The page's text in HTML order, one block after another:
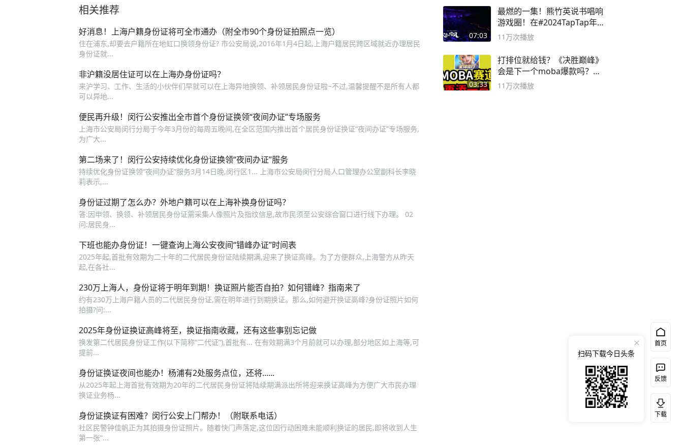
相关推荐
好消息！上海户籍身份证将可全市通办（附全市90个身份证拍照点一览）
住在浦东,却要去户籍所在地虹口换领身份证? 市公安局说,2016年1月4日起,上海户籍居民跨区域就近办理居民
身份证就...
非沪籍没居住证可以在上海办身份证吗？
来沪学习、工作、生活的小伙伴们早就可以在上海异地换领、补领居民身份证啦~不过,温馨提醒不是所有人都
可以异地...
便民再升级！闵行公安推出全市首个身份证换领“夜间办证”专场服务
上海市公安局闵行分局于今年3月份的每周五晚间,在全区范围内推出首个居民身份证换证“夜间办证”专场服务,
为广大...
第二场来了！闵行公安持续优化身份证换领“夜间办证”服务
持续优化身份证换领“夜间办证”服务3月14日晚,闵行区1... 上海市公安局闵行分局人口管理办公室副科长李晓
莉表示,...
身份证过期了怎么办？外地户籍可以在上海补换身份证吗？
答:因申领、换领、补领居民身份证需采集人像照片及指纹信息,故市民须至公安综合窗口进行线下办理。 02
问:居民身...
下班也能办身份证！一键查询上海公安夜间“错峰办证”时间表
2025年起,首批有效期为二十年的二代居民身份证陆续期满,迎来了换证高峰。为了方便群众,上海警方从昨天
起,在各社...
230万上海人，身份证将于明年到期！换证照片能否自拍？如何错峰？指南来了
约有230万上海户籍人员的二代居民身份证,需在明年进行到期换证。那么,如何避开换证高峰?身份证照片如何
拍摄?问:...
2025年身份证换证高峰将至，换证指南收藏，还有这些事别忘记做
换发第二代居民身份证工作(以下简称“二代证”),首批有... 在有效期满3个月前就可以办理,部分地区如上海等,可
提前...
身份证换证夜间也能办！杨浦有2处服务点位，还将......
从2025年起上海首批有效期为20年的二代居民身份证将陆续期满派出所将迎来换证高峰为方便广大市民办理
换证业务杨...
身份证换证有困难？闵行公安上门帮办！（附联系电话）
社区民警钟佳帆正为其拍摄身份证照片。随着快门声落定,这位因行动困难未能顺利换证的居民,即将收到人生
第一张“...
07:03
最燃的一集！熊竹英说书唱响
游戏圈！在#2024TapTap年
度游戏大赏
11万次播放
03:33
打排位就给钱？《决胜巅峰》
会是下一个moba爆款吗？#
决胜巅峰
11万次播放
首页
反馈
下载
扫码下载今日头条